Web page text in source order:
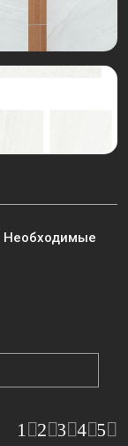
Необходимые
5
4
3
2
1